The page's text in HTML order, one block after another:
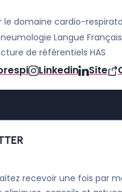
le domaine cardio-
Langue
de référentiels HAS
Linkedin Site
recevoir une fois par